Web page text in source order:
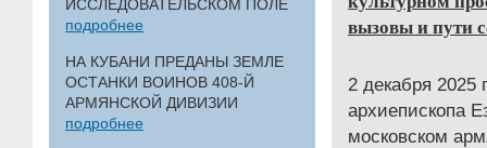
ИССЛЕДОВАТЕЛЬСКОМ ПОЛЕ
подробнее
НА КУБАНИ ПРЕДАНЫ ЗЕМЛЕ
ОСТАНКИ ВОИНОВ 408-Й
АРМЯНСКОЙ ДИВИЗИИ
подробнее
вызовы и пути
2 декабря 2025
архиепископа
московском